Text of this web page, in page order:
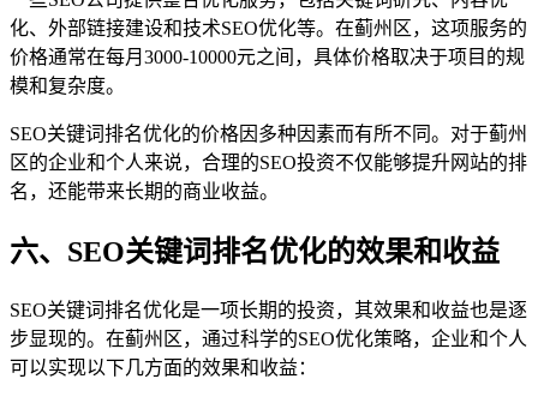
化、外部链接建设和技术SEO优化等。在蓟州区，这项服务的
价格通常在每月3000-10000元之间，具体价格取决于项目的规
模和复杂度。
SEO关键词排名优化的价格因多种因素而有所不同。对于蓟州
区的企业和个人来说，合理的SEO投资不仅能够提升网站的排
名，还能带来长期的商业收益。
六、SEO关键词排名优化的效果和收益
SEO关键词排名优化是一项长期的投资，其效果和收益也是逐
步显现的。在蓟州区，通过科学的SEO优化策略，企业和个人
可以实现以下几方面的效果和收益：